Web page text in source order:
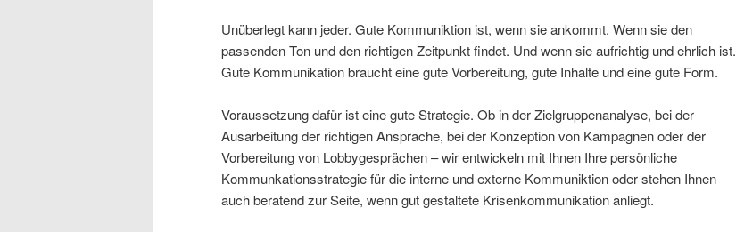
Unüberlegt kann jeder. Gute Kommuniktion ist, wenn sie ankommt. Wenn sie den
passenden Ton und den richtigen Zeitpunkt findet. Und wenn sie aufrichtig und ehrlich ist.
Gute Kommunikation braucht eine gute Vorbereitung, gute Inhalte und eine gute Form.
Voraussetzung dafür ist eine gute Strategie. Ob in der Zielgruppenanalyse, bei der
Ausarbeitung der richtigen Ansprache, bei der Konzeption von Kampagnen oder der
Vorbereitung von Lobbygesprächen – wir entwickeln mit Ihnen Ihre persönliche
Kommunkationsstrategie für die interne und externe Kommuniktion oder stehen Ihnen
auch beratend zur Seite, wenn gut gestaltete Krisenkommunikation anliegt.